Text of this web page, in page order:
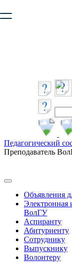
безопасную работу
Педагогический
Преподаватель
Объявления
Электронная
ВолГУ
Аспиранту
Абитуриенту
Сотруднику
Выпускнику
Волонтеру